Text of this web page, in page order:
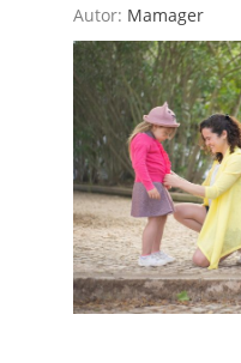
Autor: Mamager